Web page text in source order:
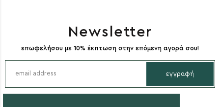
Newsletter
επωφελήσου με 10% έκπτωση στην επόμενη αγορά σου!
εγγραφή